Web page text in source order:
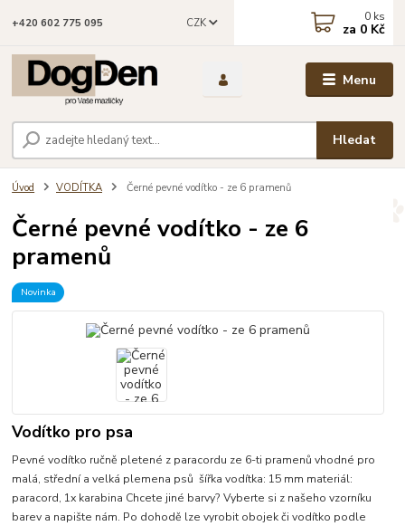
Menu
CZK
Hledat
+420 602 775 095 0 ks
za 0 Kč
Úvod VODÍTKA Černé pevné vodítko - ze 6 pramenů
Černé pevné vodítko - ze 6
pramenů
Novinka
Vodítko pro psa
Pevné vodítko ručně pletené z paracordu ze 6-ti pramenů vhodné pro
malá, střední a velká plemena psů šířka vodítka: 15 mm materiál:
paracord, 1x karabina Chcete jiné barvy? Vyberte si z našeho vzorníku
barev a napište nám. Po dohodě lze vyrobit obojek či vodítko podle